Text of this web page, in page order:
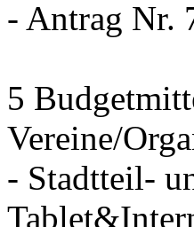
- Antrag Nr.
5
Vereine/
- Stadtteil-